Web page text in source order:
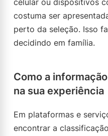
celular ou dispositivos
costuma ser
perto da seleção. Isso
decidindo em família.
Como a
na sua experiência
Em plataformas e
encontrar a